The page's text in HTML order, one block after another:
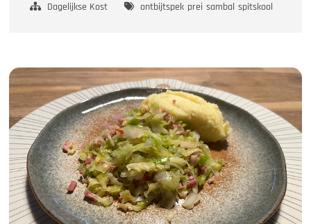
Dagelijkse Kost
ontbijtspek prei sambal spitskool